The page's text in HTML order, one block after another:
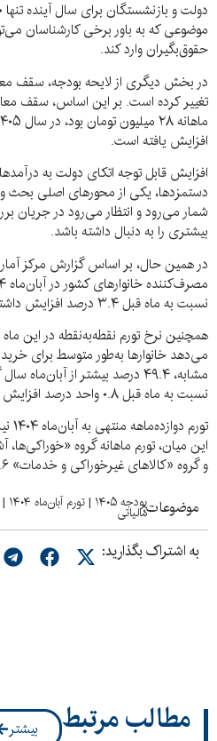
موضوعی که به باور برخی کارشناسان
حقوق‌بگیران وارد کند.
در بخش دیگری از لایحه بودجه، سقف
افزایش یافته است.
افزایش قابل توجه اتکای دولت به
شمار می‌رود و انتظار می‌رود در
بیشتری را به دنبال داشته باشد.
در همین حال، بر اساس گزارش مرکز
نسبت به ماه قبل ۳.۴ درصد افزایش داشته است.
می‌دهد خانوارها به‌طور متوسط برای
مشابه، ۴۹.۴ درصد بیشتر از
نسبت به ماه قبل ۰.۸ واحد درصد افزایش یافته است.
و گروه «کالاهای غیرخوراکی و خدمات» ۲.۶ درصد بوده است.
موضوعات:بودجه ۱۴۰۵ |تورم آبان‌ماه ۱۴۰۴
مالیاتی
به اشتراک بگذارید:
مطالب مرتبط بیشتر